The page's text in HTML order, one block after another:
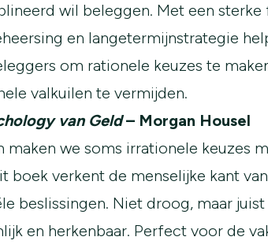
wil beleggen. Met een sterke
en langetermijnstrategie
om rationele keuzes te
valkuilen te vermijden.
van Geld– Morgan Housel
maken we soms irrationele keuzes
boek verkent de menselijke kant van
beslissingen. Niet droog, maar juist
en herkenbaar. Perfect voor de